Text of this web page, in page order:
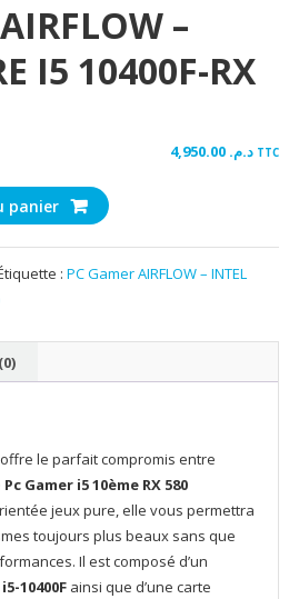
–
I5 10400F-RX
د.م. TTC
panier
: PC Gamer AIRFLOW – INTEL
le parfait compromis entre
Pc Gamer i5 10ème RX 580
jeux pure, elle vous permettra
toujours plus beaux sans que
Il est composé d’un
10400Fainsi que d’une carte